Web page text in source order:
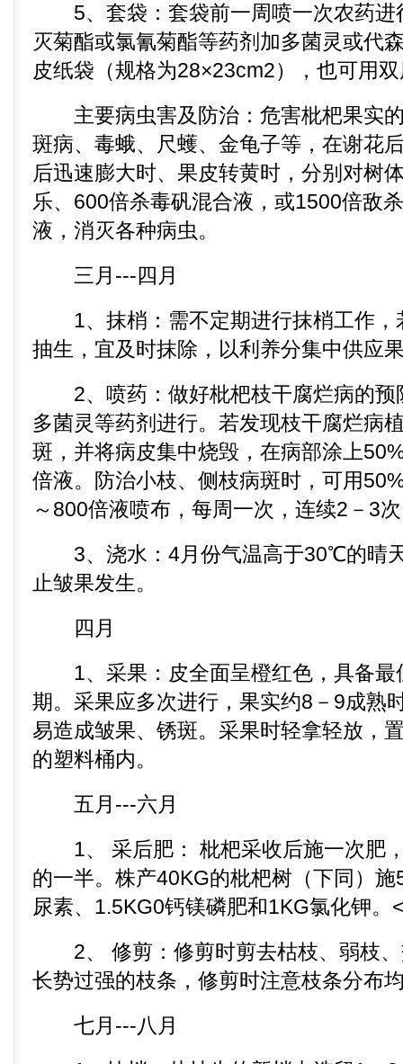
5、套袋：套袋前一周喷一次农药进
灭菊酯或氯氰菊酯等药剂加多菌灵或代
皮纸袋（规格为28×23cm2），也可用
主要病虫害及防治：危害枇杷果实的
斑病、毒蛾、尺蠖、金龟子等，在谢花
后迅速膨大时、果皮转黄时，分别对树
乐、600倍杀毒矾混合液，或1500倍敌
液，消灭各种病虫。
三月---四月
1、抹梢：需不定期进行抹梢工作，
抽生，宜及时抹除，以利养分集中供应
2、喷药：做好枇杷枝干腐烂病的预
多菌灵等药剂进行。若发现枝干腐烂病
斑，并将病皮集中烧毁，在病部涂上
倍液。防治小枝、侧枝病斑时，可用
～800倍液喷布，每周一次，连续2－3
3、浇水：4月份气温高于30℃的晴
止皱果发生。
四月
1、采果：皮全面呈橙红色，具备最
期。采果应多次进行，果实约8－9成熟
易造成皱果、锈斑。采果时轻拿轻放，
的塑料桶内。
五月---六月
1、 采后肥： 枇杷采收后施一次肥
的一半。株产40KG的枇杷树（下同）
尿素、1.5KG0钙镁磷肥和1KG氯化钾。
2、 修剪：修剪时剪去枯枝、弱枝、
长势过强的枝条，修剪时注意枝条分布
七月---八月